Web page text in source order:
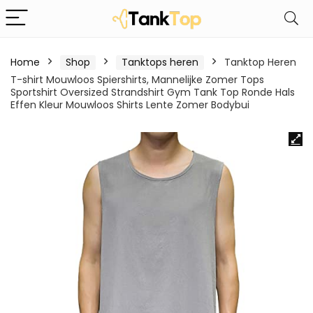
Home Shop Tanktops heren
Tanktop Heren
T-shirt Mouwloos Spiershirts, Mannelijke Zomer Tops
Sportshirt Oversized Strandshirt Gym Tank Top Ronde Hals
Effen Kleur Mouwloos Shirts Lente Zomer Bodybui